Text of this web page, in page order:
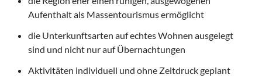
Aufenthalt als Massentourismus ermöglicht
die Unterkunftsarten auf echtes Wohnen ausgelegt
sind und nicht nur auf Übernachtungen
Aktivitäten individuell und ohne Zeitdruck geplant